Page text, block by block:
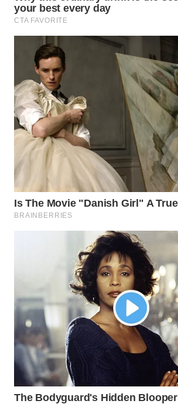
WN
PRIANGAN
WN
SEMARANG
WN
SOLO
WN
BOROBUDUR
WN
MADURA
WN
BINTAN
WN
MANDALIKA